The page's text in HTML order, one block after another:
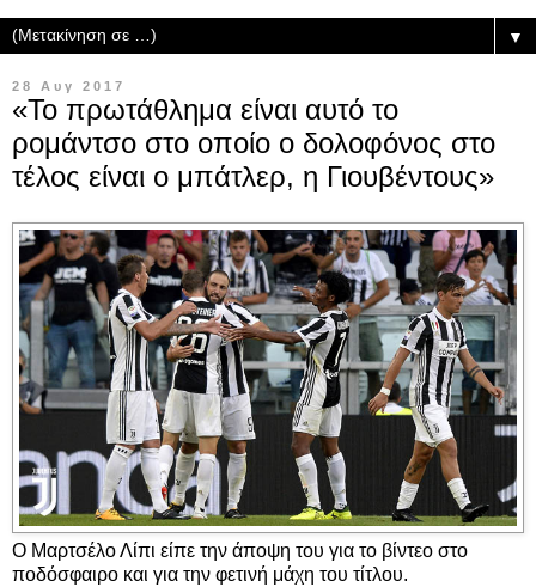
▼
28 Αυγ 2017
«Το πρωτάθλημα είναι αυτό το
ρομάντσο στο οποίο ο δολοφόνος στο
τέλος είναι ο μπάτλερ, η Γιουβέντους»
Ο Μαρτσέλο Λίπι είπε την άποψη του για το βίντεο στο
ποδόσφαιρο και για την φετινή μάχη του τίτλου.